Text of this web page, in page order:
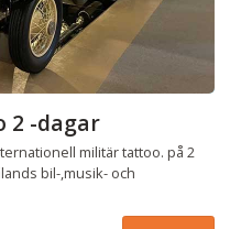
2 -dagar
militär tattoo. på 2
bil-,musik- och